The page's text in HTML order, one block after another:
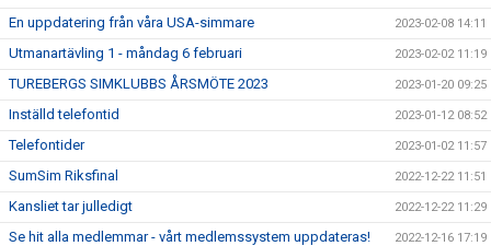
En uppdatering från våra USA-simmare 2023-02-08 14:11
Utmanartävling 1 - måndag 6 februari 2023-02-02 11:19
TUREBERGS SIMKLUBBS ÅRSMÖTE 2023 2023-01-20 09:25
Inställd telefontid 2023-01-12 08:52
Telefontider 2023-01-02 11:57
SumSim Riksfinal 2022-12-22 11:51
Kansliet tar julledigt 2022-12-22 11:29
Se hit alla medlemmar - vårt medlemssystem uppdateras! 2022-12-16 17:19